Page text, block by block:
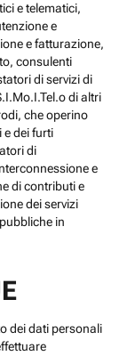
e telematici,
e
e fatturazione,
consulenti
di servizi di
di altri
che operino
e dei furti
di
e
di contributi e
dei servizi
in
dei dati personali